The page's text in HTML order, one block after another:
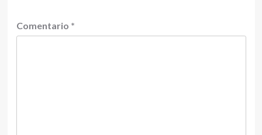
Comentario *